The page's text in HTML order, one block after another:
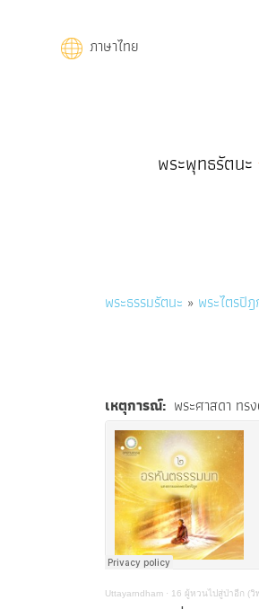
ภาษาไทย
navigationพระพุทธรัตนะ
Breadcrumb
พระธรรมรัตนะ พระไตรปิ
เหตุการณ์ พระศาสดา ทร
Uttayarndham · 16 ผู้หวนไปสู่ป่าอีก (